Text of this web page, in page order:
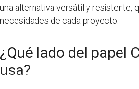
una alternativa versátil y resistente,
necesidades de cada proyecto.
¿Qué lado del papel
usa?